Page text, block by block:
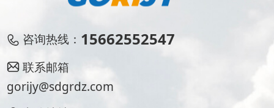
咨询热线： 15662552547
联系邮箱
gorijy@sdgrdz.com